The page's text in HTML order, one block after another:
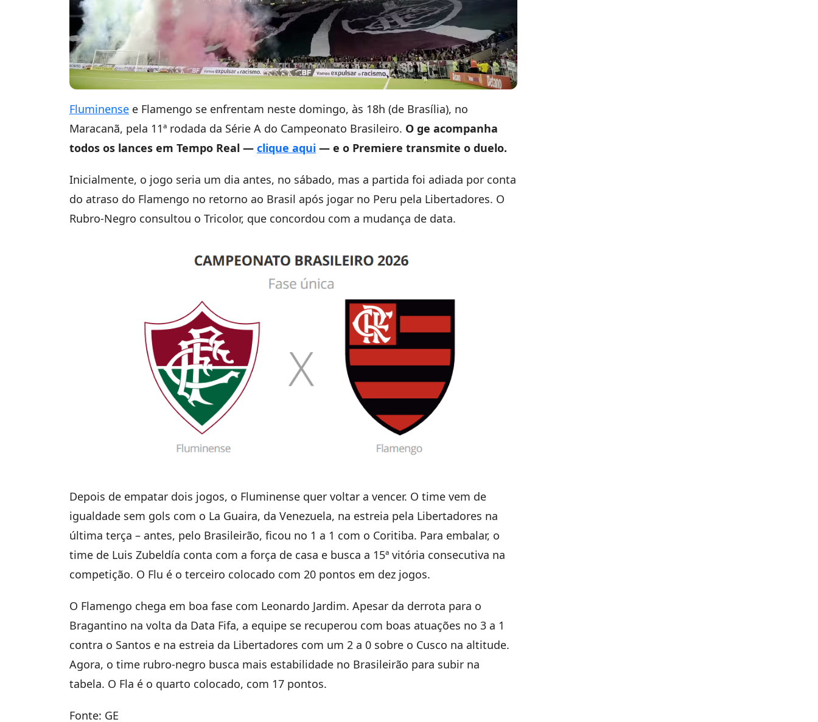
Fluminense e Flamengo se enfrentam neste domingo, às 18h (de Brasília), no
Maracanã, pela 11ª rodada da Série A do Campeonato Brasileiro. O ge acompanha
todos os lances em Tempo Real — clique aqui — e o Premiere transmite o duelo.
Inicialmente, o jogo seria um dia antes, no sábado, mas a partida foi adiada por conta
do atraso do Flamengo no retorno ao Brasil após jogar no Peru pela Libertadores. O
Rubro-Negro consultou o Tricolor, que concordou com a mudança de data.
Depois de empatar dois jogos, o Fluminense quer voltar a vencer. O time vem de
igualdade sem gols com o La Guaira, da Venezuela, na estreia pela Libertadores na
última terça – antes, pelo Brasileirão, ficou no 1 a 1 com o Coritiba. Para embalar, o
time de Luis Zubeldía conta com a força de casa e busca a 15ª vitória consecutiva na
competição. O Flu é o terceiro colocado com 20 pontos em dez jogos.
O Flamengo chega em boa fase com Leonardo Jardim. Apesar da derrota para o
Bragantino na volta da Data Fifa, a equipe se recuperou com boas atuações no 3 a 1
contra o Santos e na estreia da Libertadores com um 2 a 0 sobre o Cusco na altitude.
Agora, o time rubro-negro busca mais estabilidade no Brasileirão para subir na
tabela. O Fla é o quarto colocado, com 17 pontos.
Fonte: GE